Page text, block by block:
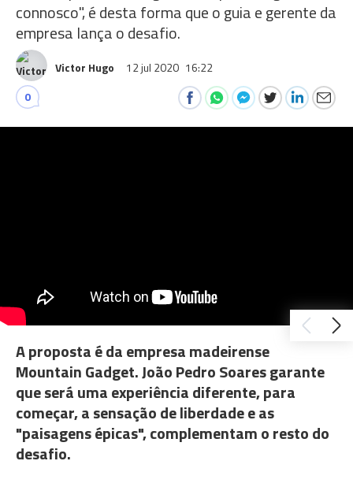
connosco", é desta forma que o guia e gerente da
empresa lança o desafio.
Victor Hugo 12 jul 2020 16:22
0
A proposta é da empresa madeirense
Mountain Gadget. João Pedro Soares garante
que será uma experiência diferente, para
começar, a sensação de liberdade e as
"paisagens épicas", complementam o resto do
desafio.